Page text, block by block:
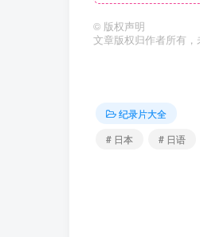
© 版权声明
文章版权归作者所有，
纪录片大全
# 日本
# 日语